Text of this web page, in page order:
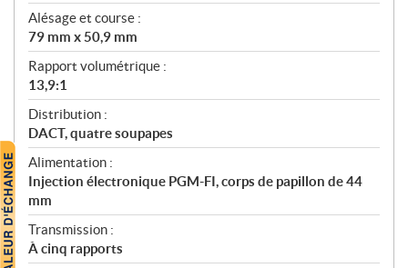
Alésage et course :
79 mm x 50,9 mm
Rapport volumétrique :
13,9:1
Distribution :
DACT, quatre soupapes
Alimentation :
Injection électronique PGM-FI, corps de papillon de 44
mm
Transmission :
À cinq rapports